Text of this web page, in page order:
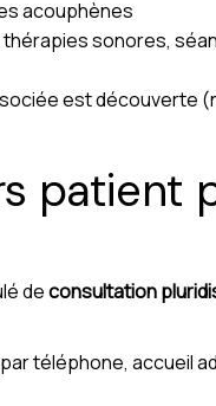
acouphènes
sonores,
est découverte
patient
deconsultation
téléphone, accueil